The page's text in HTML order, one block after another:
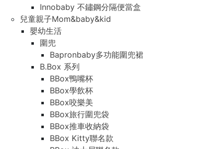
Innobaby 不鏽鋼分隔便當盒
兒童親子Mom&baby&kid
嬰幼生活
圍兜
Bapronbaby多功能圍兜裙
B.Box 系列
BBox鴨嘴杯
BBox學飲杯
BBox咬樂美
BBox旅行圍兜袋
BBox推車收納袋
BBox Kitty聯名款